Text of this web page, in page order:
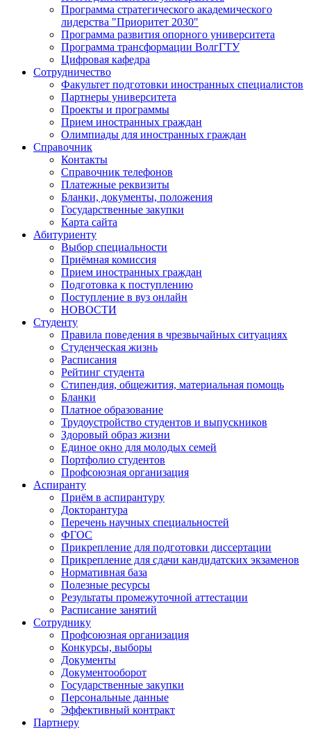
Программа стратегического академического
лидерства "Приоритет 2030"
Программа развития опорного университета
Программа трансформации ВолгГТУ
Цифровая кафедра
Сотрудничество
Факультет подготовки иностранных специалистов
Партнеры университета
Проекты и программы
Прием иностранных граждан
Олимпиады для иностранных граждан
Справочник
Контакты
Справочник телефонов
Платежные реквизиты
Бланки, документы, положения
Государственные закупки
Карта сайта
Абитуриенту
Выбор специальности
Приёмная комиссия
Прием иностранных граждан
Подготовка к поступлению
Поступление в вуз онлайн
НОВОСТИ
Студенту
Правила поведения в чрезвычайных ситуациях
Студенческая жизнь
Расписания
Рейтинг студента
Стипендия, общежития, материальная помощь
Бланки
Платное образование
Трудоустройство студентов и выпускников
Здоровый образ жизни
Единое окно для молодых семей
Портфолио студентов
Профсоюзная организация
Аспиранту
Приём в аспирантуру
Докторантура
Перечень научных специальностей
ФГОС
Прикрепление для подготовки диссертации
Прикрепление для сдачи кандидатских экзаменов
Нормативная база
Полезные ресурсы
Результаты промежуточной аттестации
Расписание занятий
Сотруднику
Профсоюзная организация
Конкурсы, выборы
Документы
Документооборот
Государственные закупки
Персональные данные
Эффективный контракт
Партнеру